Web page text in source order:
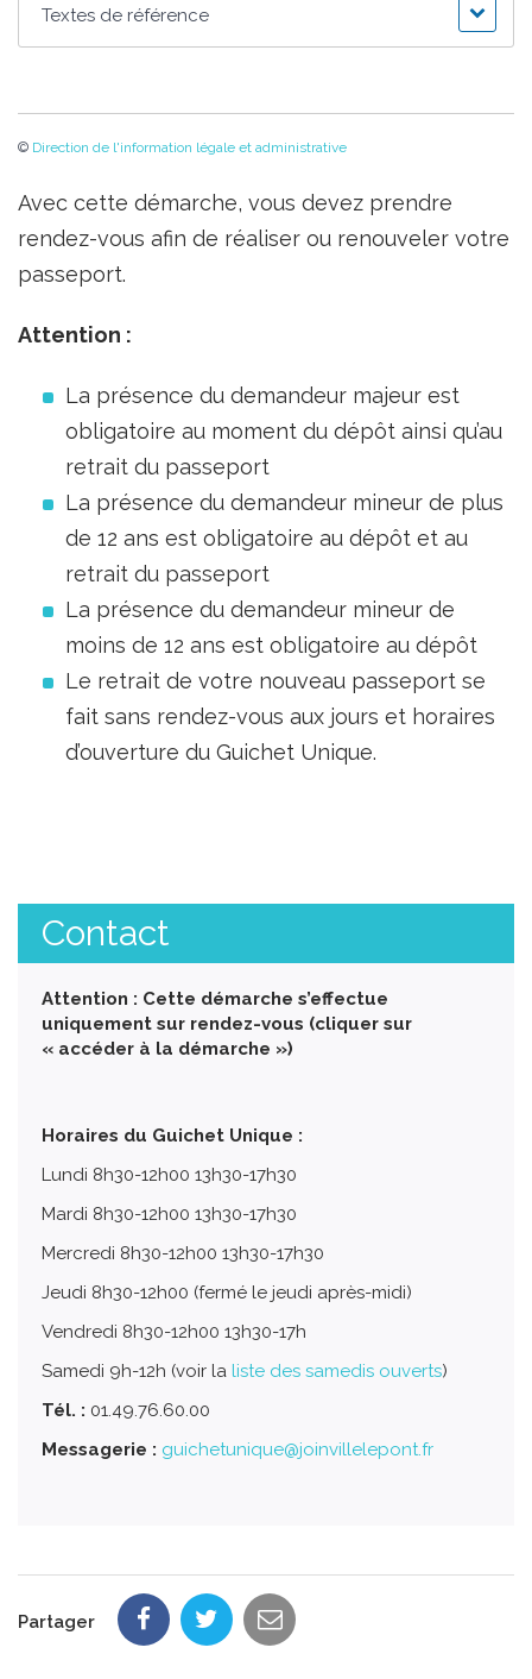
Textes de référence
© Direction de l'information légale et administrative
Avec cette démarche, vous devez prendre
rendez-vous afin de réaliser ou renouveler votre
passeport.
Attention :
La présence du demandeur majeur est
obligatoire au moment du dépôt ainsi qu’au
retrait du passeport
La présence du demandeur mineur de plus
de 12 ans est obligatoire au dépôt et au
retrait du passeport
La présence du demandeur mineur de
moins de 12 ans est obligatoire au dépôt
Le retrait de votre nouveau passeport se
fait sans rendez-vous aux jours et horaires
d’ouverture du Guichet Unique.
Contact
Attention : Cette démarche s’effectue
uniquement sur rendez-vous (cliquer sur
« accéder à la démarche »)
Horaires du Guichet Unique :
Lundi 8h30-12h00 13h30-17h30
Mardi 8h30-12h00 13h30-17h30
Mercredi 8h30-12h00 13h30-17h30
Jeudi 8h30-12h00 (fermé le jeudi après-midi)
Vendredi 8h30-12h00 13h30-17h
Samedi 9h-12h (voir la liste des samedis ouverts)
Tél. : 01.49.76.60.00
Messagerie : guichetunique@joinvillelepont.fr
Partager